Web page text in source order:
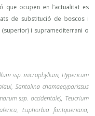
que ocupen en l’actualitat es
de substitució de boscos i
i supramediterrani o
ssp. microphyllum, Hypericum
Santolina chamaecyparissus
ssp. occidentale), Teucrium
Euphorbia fontqueriana,